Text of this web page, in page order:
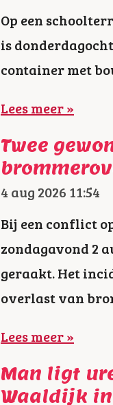
Op een
is
container met
Lees meer »
Twee
4 aug 2026 11:54
Bij een conflict
zondagavond 2
geraakt. Het
overlast van
Lees meer »
Man ligt
Waaldijk